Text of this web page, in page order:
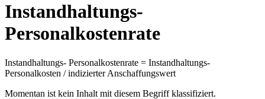
Instandhaltungs-
Personalkostenrate
Instandhaltungs- Personalkostenrate = Instandhaltungs-
Personalkosten / indizierter Anschaffungswert
Momentan ist kein Inhalt mit diesem Begriff klassifiziert.